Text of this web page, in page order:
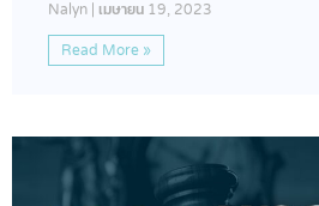
Nalyn เมษายน 19, 2023
Read More »